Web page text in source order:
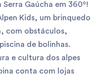
Gaúcha em 360º!
Kids, um brinquedo
com obstáculos,
de bolinhas.
e cultura dos alpes
conta com lojas